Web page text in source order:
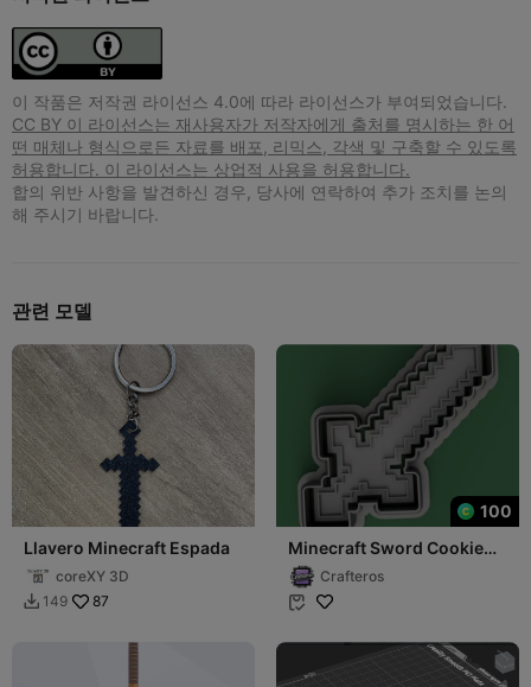
이 작품은 저작권 라이선스 4.0에 따라 라이선스가 부여되었습니다.
CC BY 이 라이선스는 재사용자가 저작자에게 출처를 명시하는 한 어
떤 매체나 형식으로든 자료를 배포, 리믹스, 각색 및 구축할 수 있도록
허용합니다. 이 라이선스는 상업적 사용을 허용합니다.
합의 위반 사항을 발견하신 경우, 당사에 연락하여 추가 조치를 논의
해 주시기 바랍니다.
관련 모델
Llavero Minecraft Espada
coreXY 3D
 149 87
100
Minecraft Sword Cookie
Cutter - espada
Crafteros
